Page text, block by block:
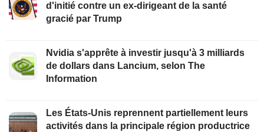
d'initié contre un ex-dirigeant de la santé
gracié par Trump
Nvidia s'apprête à investir jusqu'à 3 milliards
de dollars dans Lancium, selon The
Information
Les États-Unis reprennent partiellement leurs
activités dans la principale région productrice